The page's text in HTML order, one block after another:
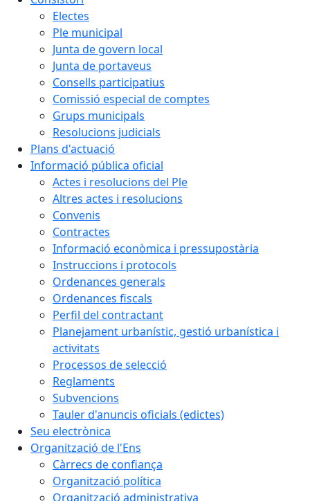
Electes
Ple municipal
Junta de govern local
Junta de portaveus
Consells participatius
Comissió especial de comptes
Grups municipals
Resolucions judicials
Plans d'actuació
Informació pública oficial
Actes i resolucions del Ple
Altres actes i resolucions
Convenis
Contractes
Informació econòmica i pressupostària
Instruccions i protocols
Ordenances generals
Ordenances fiscals
Perfil del contractant
Planejament urbanístic, gestió urbanística i
activitats
Processos de selecció
Reglaments
Subvencions
Tauler d'anuncis oficials (edictes)
Seu electrònica
Organització de l'Ens
Càrrecs de confiança
Organització política
Organització administrativa